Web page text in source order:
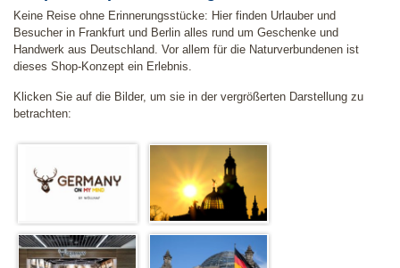
Keine Reise ohne Erinnerungsstücke: Hier finden Urlauber und
Besucher in Frankfurt und Berlin alles rund um Geschenke und
Handwerk aus Deutschland. Vor allem für die Naturverbundenen ist
dieses Shop-Konzept ein Erlebnis.
Klicken Sie auf die Bilder, um sie in der vergrößerten Darstellung zu
betrachten: